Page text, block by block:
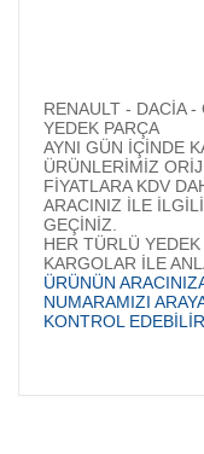
RENAULT - DACİA
YEDEK
AYNI GÜN İÇİNDE
ÜRÜNLERİMİZ
FİYATLARA
ARACINIZ İLE
GEÇİNİZ.
HER TÜRLÜ YEDEK
KARGOLAR İLE
ÜRÜNÜN
NUMARAMIZI
KONTROL
Bu ürünün fiyat